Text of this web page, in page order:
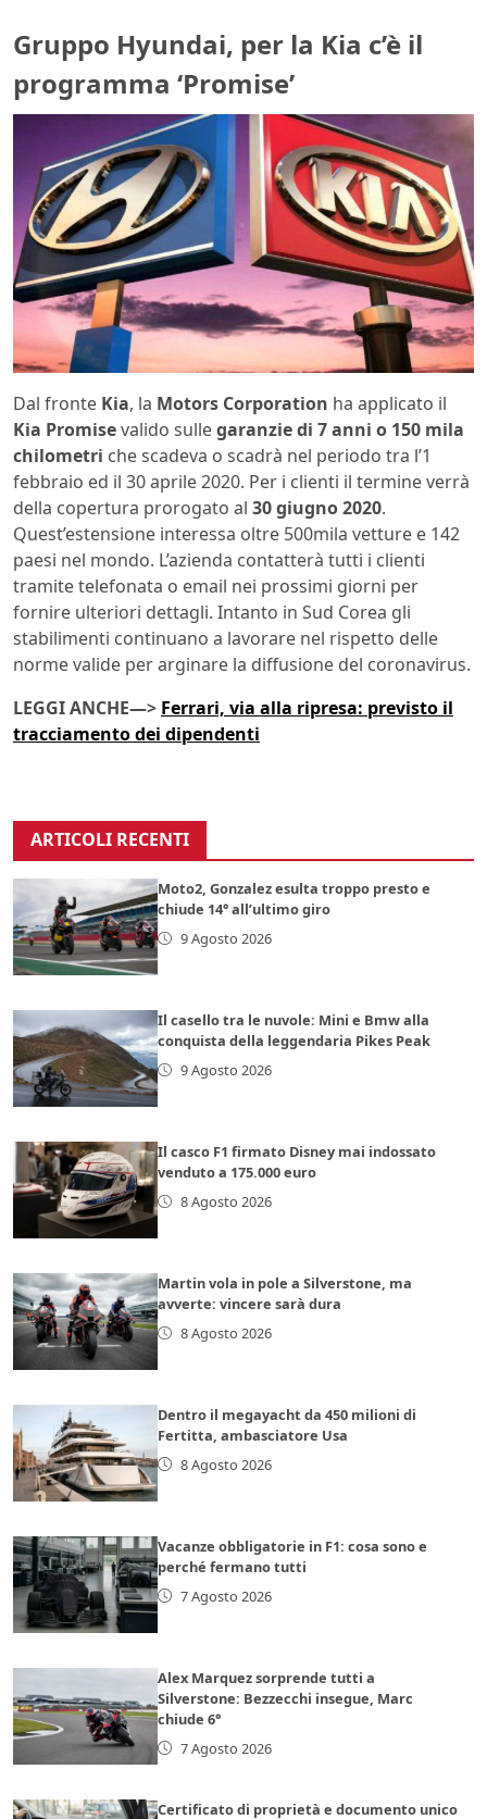
Gruppo Hyundai, per la Kia c’è il
programma ‘Promise’
Dal fronte Kia, la Motors Corporation ha applicato il
Kia Promisevalido sullegaranzie di 7 anni o 150 mila
chilometri che scadeva o scadrà nel periodo tra l’1
febbraio ed il 30 aprile 2020. Per i clienti il termine verrà
della copertura prorogato al 30 giugno 2020.
Quest’estensione interessa oltre 500mila vetture e 142
paesi nel mondo. L’azienda contatterà tutti i clienti
tramite telefonata o email nei prossimi giorni per
fornire ulteriori dettagli. Intanto in Sud Corea gli
stabilimenti continuano a lavorare nel rispetto delle
norme valide per arginare la diffusione del coronavirus.
LEGGI ANCHE—> Ferrari, via alla ripresa: previsto il
tracciamento dei dipendenti
ARTICOLI RECENTI
Moto2, Gonzalez esulta troppo presto e
chiude 14° all’ultimo giro
9 Agosto 2026
Il casello tra le nuvole: Mini e Bmw alla
conquista della leggendaria Pikes Peak
9 Agosto 2026
Il casco F1 firmato Disney mai indossato
venduto a 175.000 euro
8 Agosto 2026
Martin vola in pole a Silverstone, ma
avverte: vincere sarà dura
8 Agosto 2026
Dentro il megayacht da 450 milioni di
Fertitta, ambasciatore Usa
8 Agosto 2026
Vacanze obbligatorie in F1: cosa sono e
perché fermano tutti
7 Agosto 2026
Alex Marquez sorprende tutti a
Silverstone: Bezzecchi insegue, Marc
chiude 6°
7 Agosto 2026
Certificato di proprietà e documento unico